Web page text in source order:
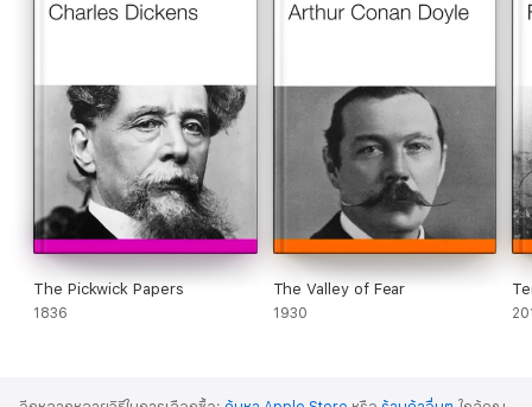
The Pickwick Papers
1836
The Valley of Fear
1930